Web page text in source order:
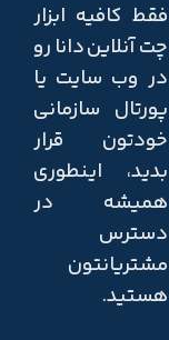
فقط کافیه ابزار
چت آنلاین دانا رو
در وب سایت یا
پورتال سازمانی
خودتون قرار
بدید، اینطوری
همیشه در
دسترس
مشتریانتون
هستید.